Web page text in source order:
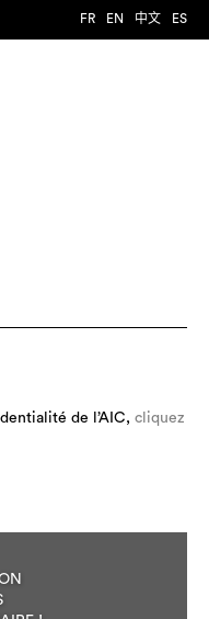
FR EN 中文 ES
de l’AIC, cliquez